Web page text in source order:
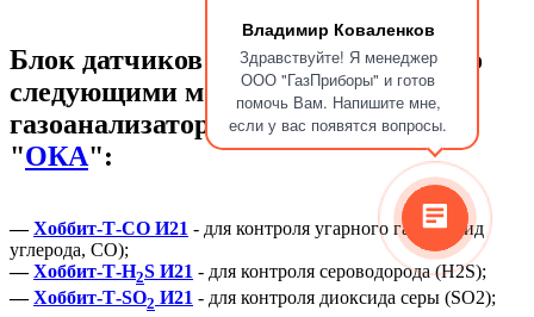
Владимир Коваленков
Здравствуйте! Я менеджер
ООО "ГазПриборы" и готов
помочь Вам. Напишите мне,
если у вас появятся вопросы.
Блок датчиков способен работать со
следующими модификациями
газоанализаторов "Хоббит-Т" и
"ОКА":
—Хоббит-Т-СО И21 - для контроля угарного газа (оксид
углерода, СО);
— Хоббит-Т-Н2S И21 - для контроля сероводорода (Н2S);
—Хоббит-Т-SО2 И21 - для контроля диоксида серы (SО2);